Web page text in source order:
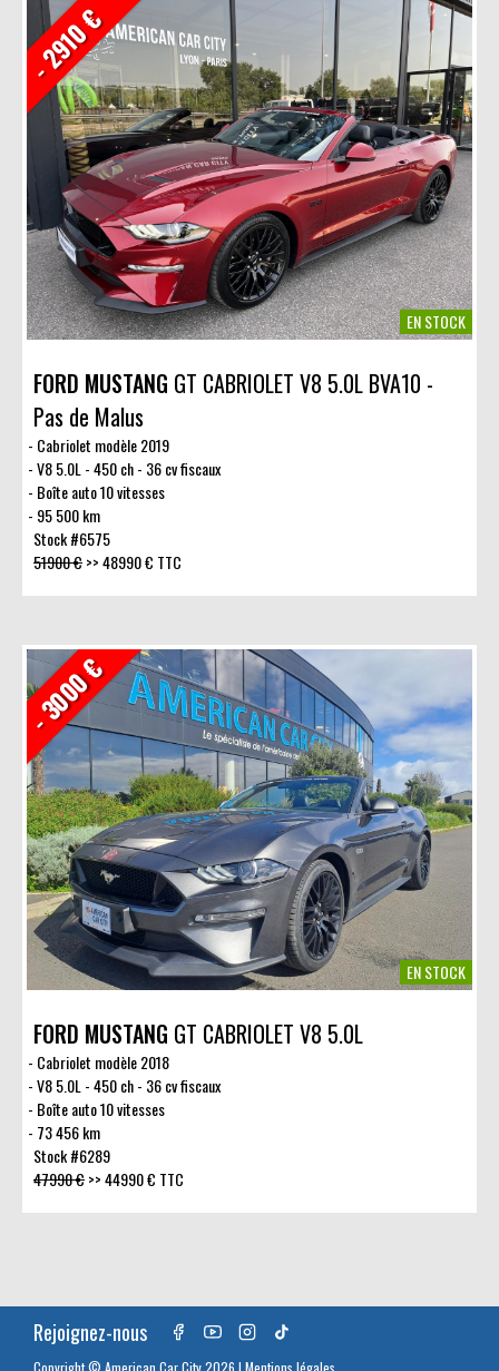
- 2910 €
EN STOCK
FORD MUSTANG GT CABRIOLET V8 5.0L BVA10 -
Pas de Malus
Cabriolet modèle 2019
V8 5.0L - 450 ch - 36 cv fiscaux
Boîte auto 10 vitesses
95 500 km
Stock #6575
51900 €>>48990 € TTC
- 3000 €
EN STOCK
FORD MUSTANG GT CABRIOLET V8 5.0L
Cabriolet modèle 2018
V8 5.0L - 450 ch - 36 cv fiscaux
Boîte auto 10 vitesses
73 456 km
Stock #6289
47990 €>>44990 € TTC
Rejoignez-nous